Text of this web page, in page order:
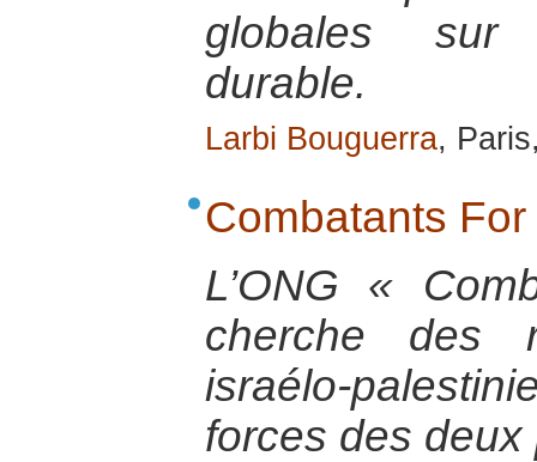
globales sur
durable.
Larbi Bouguerra,
Combatants
L’ONG «
cherche des
israélo-
forces des deux